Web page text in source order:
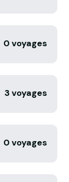
0 voyages
3 voyages
0 voyages